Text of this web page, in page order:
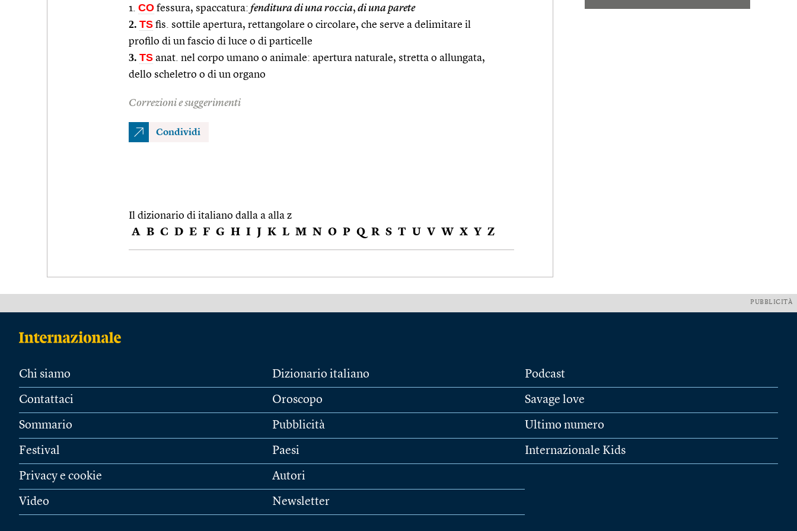
1. CO fessura, spaccatura: fenditura di una roccia, di una parete
2. TS fis. sottile apertura, rettangolare o circolare, che serve a delimitare il
profilo di un fascio di luce o di particelle
3. TS anat. nel corpo umano o animale: apertura naturale, stretta o allungata,
dello scheletro o di un organo
Correzioni e suggerimenti
Condividi
Il dizionario di italiano dalla a alla z
A B C D E F G H I J K L M N O P Q R S T U V W X Y Z
PUBBLICITÀ
Chi siamo
Contattaci
Sommario
Festival
Privacy e cookie
Video
Dizionario italiano
Oroscopo
Pubblicità
Paesi
Autori
Newsletter
Podcast
Savage love
Ultimo numero
Internazionale Kids